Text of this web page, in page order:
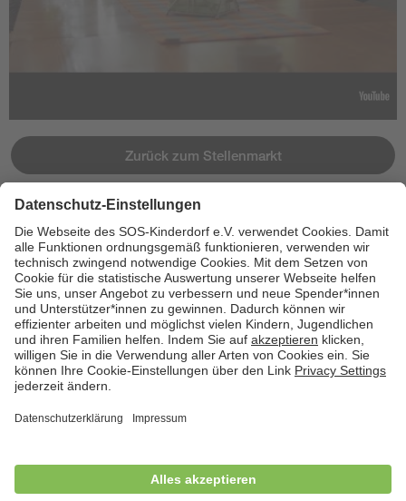
Zurück zum Stellenmarkt
Jetzt bewerben